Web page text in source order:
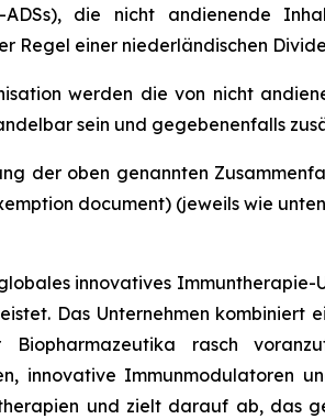
ADSs), die nicht andienende
einer niederländischen
werden die von nicht
sein und gegebenenfalls
der oben genannten
document) (jeweils wie
innovatives
Das Unternehmen
rasch
innovative Immunmodulatoren
und zielt darauf ab, das